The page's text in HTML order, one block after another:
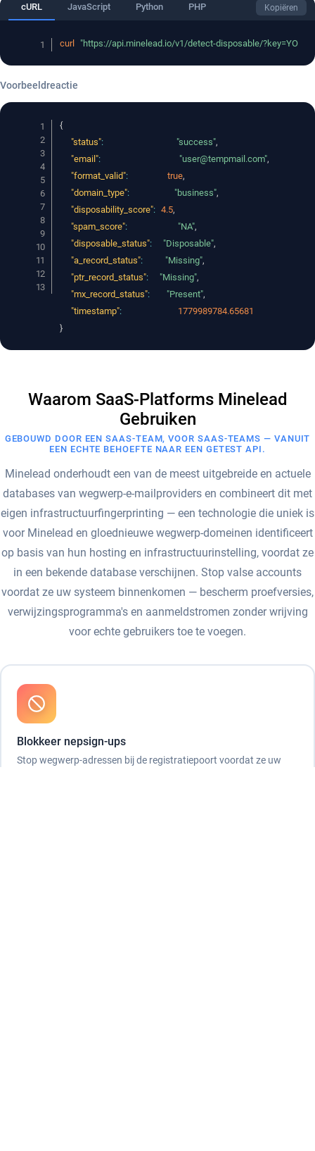
cURL JavaScript Python PHP Kopiëren
curl "https://api.minelead.io/v1/detect-disposable/
Voorbeeldreactie
{
"status": "success",
"email": "user@tempmail.com",
"format_valid": true,
"domain_type": "business",
"disposability_score": 4.5,
"spam_score": "NA",
"disposable_status": "Disposable",
"a_record_status": "Missing",
"ptr_record_status": "Missing",
"mx_record_status": "Present",
"timestamp":
1779989784.65681
}
Waarom SaaS-Platforms Minelead
Gebruiken
GEBOUWD DOOR EEN SAAS-TEAM, VOOR SAAS-TEAMS — VANUIT
EEN ECHTE BEHOEFTE NAAR EEN GETEST API.
Minelead onderhoudt een van de meest uitgebreide en actuele
databases van wegwerp-e-mailproviders en combineert dit met
eigen infrastructuurfingerprinting — een technologie die uniek is
voor Minelead en gloednieuwe wegwerp-domeinen identificeert
op basis van hun hosting en infrastructuurinstelling, voordat ze
in een bekende database verschijnen. Stop valse accounts
voordat ze uw systeem binnenkomen — bescherm proefversies,
verwijzingsprogramma's en aanmeldstromen zonder wrijving
voor echte gebruikers toe te voegen.
Blokkeer nepsign-ups
Stop wegwerp-adressen bij de registratiepoort voordat ze uw